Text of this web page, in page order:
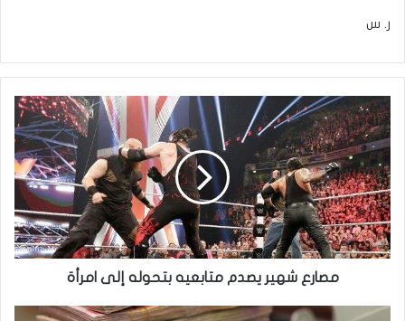
ر. س
مصارع
شهير
يصدم
متابعيه
بتحوله
إلى
امرأة
مصارع شهير يصدم متابعيه بتحوله إلى امرأة
قروض